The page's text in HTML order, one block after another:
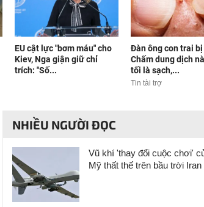
EU cật lực "bơm máu" cho
Kiev, Nga giận giữ chỉ
trích: "Số...
Đàn ông con trai bị
Chấm dung dịch
tối là sạch,...
Tin tài trợ
NHIỀU NGƯỜI ĐỌC
Vũ khí 'thay đổi cuộc chơi'
Mỹ thất thế trên bầu trời Iran